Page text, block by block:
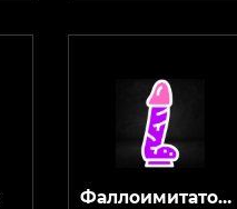
Фаллоимитаторы